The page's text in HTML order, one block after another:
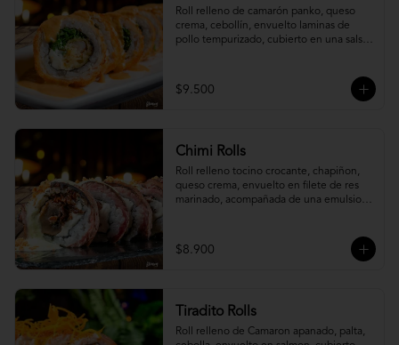
Roll relleno de camarón panko, queso
crema, cebollín, envuelto laminas de
pollo tempurizado, cubierto en una salsa
$9.500
Chimi Rolls
Roll relleno tocino crocante, chapiñon,
queso crema, envuelto en filete de res
marinado, acompañada de una emulsion
$8.900
Tiradito Rolls
Roll relleno de Camaron apanado, palta,